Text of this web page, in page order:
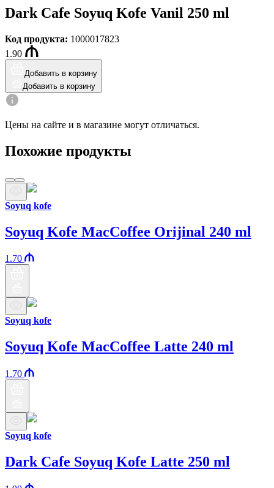
Dark Cafe Soyuq Kofe Vanil 250 ml
Код продукта: 1000017823
1.90
Добавить в корзину
Добавить в корзину
Цены на сайте и в магазине могут отличаться.
Похожие продукты
Soyuq kofe
Soyuq Kofe MacCoffee Orijinal 240 ml
1.70
Soyuq kofe
Soyuq Kofe MacCoffee Latte 240 ml
1.70
Soyuq kofe
Dark Cafe Soyuq Kofe Latte 250 ml